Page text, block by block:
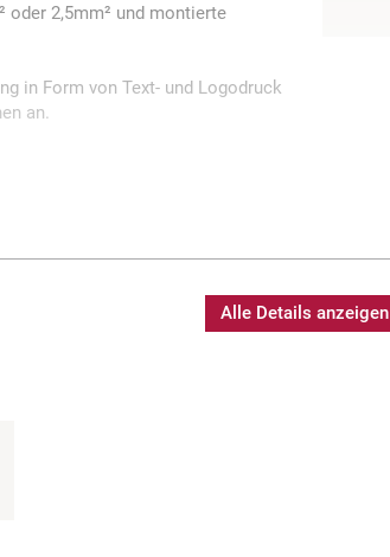
oder 2,5mm² und montierte
in Form von Text- und Logodruck
an.
Alle Details anzeigen